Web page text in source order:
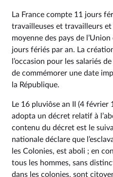
La France compte 11 jours
travailleuses et travailleurs et
moyenne des pays de
jours fériés par an. La
l’occasion pour les salariés
de commémorer une date
la République.
Le 16 pluviôse an II (4 février
adopta un décret relatif à
contenu du décret est le
nationale déclare que
les Colonies, est aboli ; en
tous les hommes, sans
dans les colonies, sont